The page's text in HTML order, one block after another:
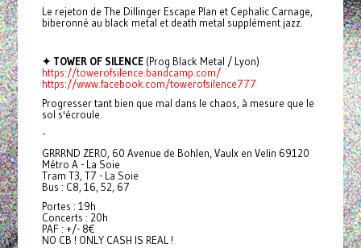
Le rejeton de The Dillinger Escape Plan et Cephalic Carnage,
biberonné au black metal et death metal supplément jazz.
✦ TOWER OF SILENCE(Prog Black Metal / Lyon)
https://towerofsilence.bandcamp.com/
https://www.facebook.com/towerofsilence777
Progresser tant bien que mal dans le chaos, à mesure que le
sol s'écroule.
-
GRRRND ZERO, 60 Avenue de Bohlen, Vaulx en Velin 69120
Métro A - La Soie
Tram T3, T7 - La Soie
Bus : C8, 16, 52, 67
Portes : 19h
Concerts : 20h
PAF : +/- 8€
NO CB ! ONLY CASH IS REAL !